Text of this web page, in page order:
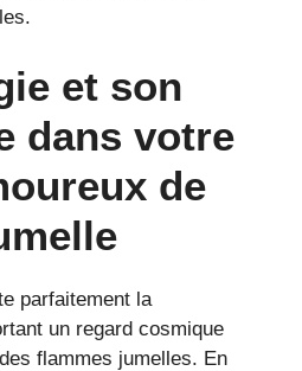
et son
dans votre
de
parfaitement la
un regard cosmique
flammes jumelles. En